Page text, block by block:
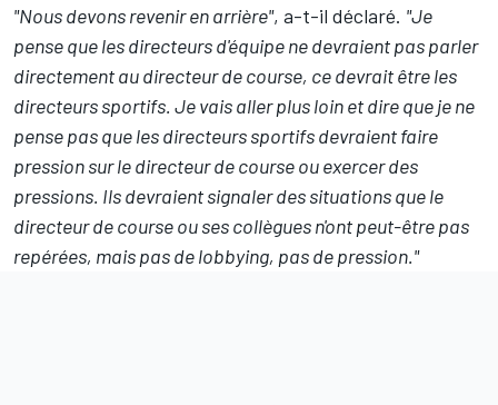
"Nous devons revenir en arrière", a-t-il déclaré. "Je
pense que les directeurs d'équipe ne devraient pas parler
directement au directeur de course, ce devrait être les
directeurs sportifs. Je vais aller plus loin et dire que je ne
pense pas que les directeurs sportifs devraient faire
pression sur le directeur de course ou exercer des
pressions. Ils devraient signaler des situations que le
directeur de course ou ses collègues n'ont peut-être pas
repérées, mais pas de lobbying, pas de pression."